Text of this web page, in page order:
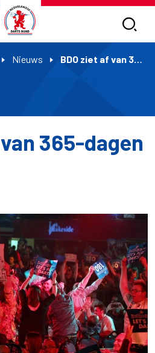
Nieuws BDO ziet af van 365-dagen regel
365-dagen